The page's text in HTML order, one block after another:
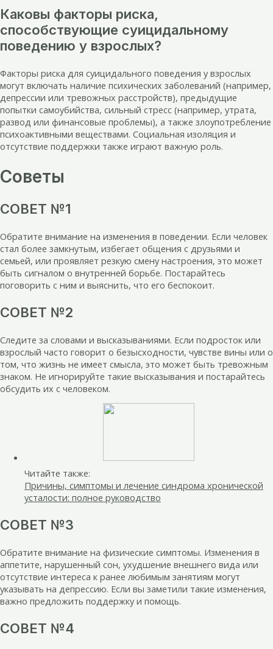
Каковы факторы риска,
способствующие суицидальному
поведению у взрослых?
Факторы риска для суицидального поведения у взрослых
могут включать наличие психических заболеваний (например,
депрессии или тревожных расстройств), предыдущие
попытки самоубийства, сильный стресс (например, утрата,
развод или финансовые проблемы), а также злоупотребление
психоактивными веществами. Социальная изоляция и
отсутствие поддержки также играют важную роль.
Советы
СОВЕТ №1
Обратите внимание на изменения в поведении. Если человек
стал более замкнутым, избегает общения с друзьями и
семьей, или проявляет резкую смену настроения, это может
быть сигналом о внутренней борьбе. Постарайтесь
поговорить с ним и выяснить, что его беспокоит.
СОВЕТ №2
Следите за словами и высказываниями. Если подросток или
взрослый часто говорит о безысходности, чувстве вины или о
том, что жизнь не имеет смысла, это может быть тревожным
знаком. Не игнорируйте такие высказывания и постарайтесь
обсудить их с человеком.
Читайте также:
Причины, симптомы и лечение синдрома хронической
усталости: полное руководство
СОВЕТ №3
Обратите внимание на физические симптомы. Изменения в
аппетите, нарушенный сон, ухудшение внешнего вида или
отсутствие интереса к ранее любимым занятиям могут
указывать на депрессию. Если вы заметили такие изменения,
важно предложить поддержку и помощь.
СОВЕТ №4